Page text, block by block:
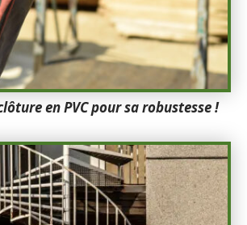
en PVC pour sa robustesse !